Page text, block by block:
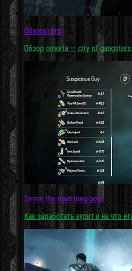
Обзоры игр
Обзор omerta — city of gangsters
Seven the days long gone
Как заработать аурит и на что